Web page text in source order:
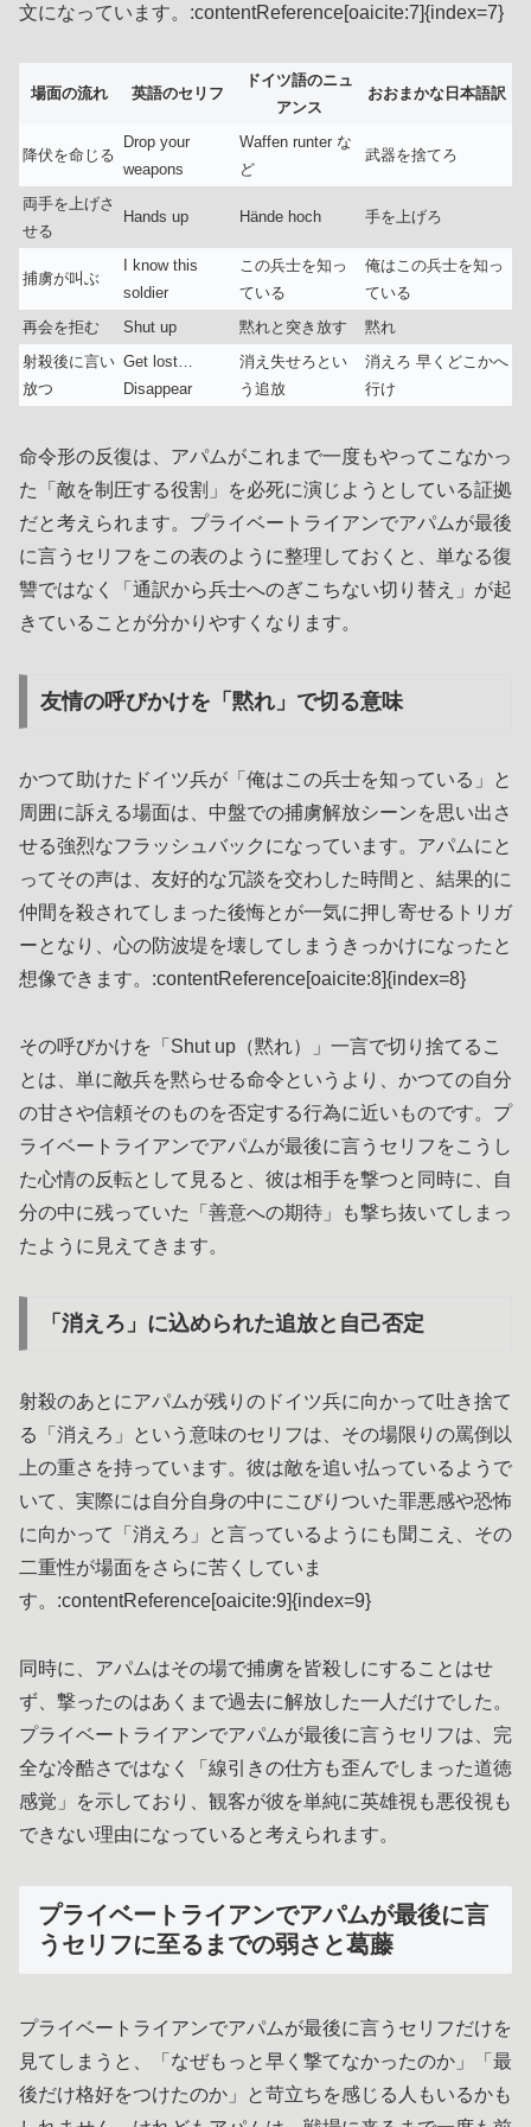
文になっています。:contentReference[oaicite:7]{index=7}
場面の流れ 英語のセリフ
ドイツ語のニュ
アンス
おおまかな日本語訳
降伏を命じる
Drop your
weapons
Waffen runter な
ど
武器を捨てろ
両手を上げさ
せる
Hands up Hände hoch 手を上げろ
捕虜が叫ぶ
I know this
soldier
この兵士を知っ
ている
俺はこの兵士を知っ
ている
再会を拒む
Shut up 黙れと突き放す
黙れ
射殺後に言い
放つ
Get lost…
Disappear
消え失せろとい
う追放
消えろ 早くどこかへ
行け
命令形の反復は、アパムがこれまで一度もやってこなかっ
た「敵を制圧する役割」を必死に演じようとしている証拠
だと考えられます。プライベートライアンでアパムが最後
に言うセリフをこの表のように整理しておくと、単なる復
讐ではなく「通訳から兵士へのぎこちない切り替え」が起
きていることが分かりやすくなります。
友情の呼びかけを「黙れ」で切る意味
かつて助けたドイツ兵が「俺はこの兵士を知っている」と
周囲に訴える場面は、中盤での捕虜解放シーンを思い出さ
せる強烈なフラッシュバックになっています。アパムにと
ってその声は、友好的な冗談を交わした時間と、結果的に
仲間を殺されてしまった後悔とが一気に押し寄せるトリガ
ーとなり、心の防波堤を壊してしまうきっかけになったと
想像できます。:contentReference[oaicite:8]{index=8}
その呼びかけを「Shut up（黙れ）」一言で切り捨てるこ
とは、単に敵兵を黙らせる命令というより、かつての自分
の甘さや信頼そのものを否定する行為に近いものです。プ
ライベートライアンでアパムが最後に言うセリフをこうし
た心情の反転として見ると、彼は相手を撃つと同時に、自
分の中に残っていた「善意への期待」も撃ち抜いてしまっ
たように見えてきます。
「消えろ」に込められた追放と自己否定
射殺のあとにアパムが残りのドイツ兵に向かって吐き捨て
る「消えろ」という意味のセリフは、その場限りの罵倒以
上の重さを持っています。彼は敵を追い払っているようで
いて、実際には自分自身の中にこびりついた罪悪感や恐怖
に向かって「消えろ」と言っているようにも聞こえ、その
二重性が場面をさらに苦くしていま
す。:contentReference[oaicite:9]{index=9}
同時に、アパムはその場で捕虜を皆殺しにすることはせ
ず、撃ったのはあくまで過去に解放した一人だけでした。
プライベートライアンでアパムが最後に言うセリフは、完
全な冷酷さではなく「線引きの仕方も歪んでしまった道徳
感覚」を示しており、観客が彼を単純に英雄視も悪役視も
できない理由になっていると考えられます。
プライベートライアンでアパムが最後に言
うセリフに至るまでの弱さと葛藤
プライベートライアンでアパムが最後に言うセリフだけを
見てしまうと、「なぜもっと早く撃てなかったのか」「最
後だけ格好をつけたのか」と苛立ちを感じる人もいるかも